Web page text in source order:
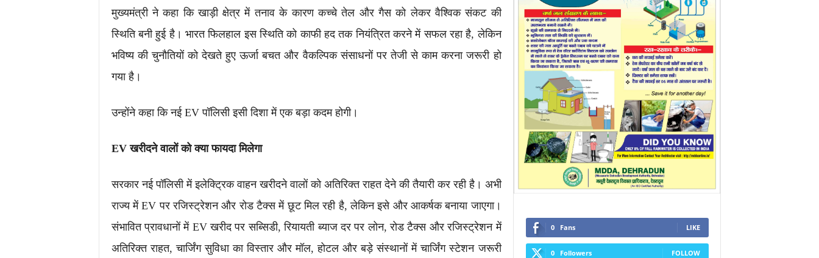
मुख्यमंत्री ने कहा कि खाड़ी क्षेत्र में तनाव के कारण कच्चे तेल और गैस को लेकर वैश्विक संकट की
स्थिति बनी हुई है। भारत फिलहाल इस स्थिति को काफी हद तक नियंत्रित करने में सफल रहा है, लेकिन
भविष्य की चुनौतियों को देखते हुए ऊर्जा बचत और वैकल्पिक संसाधनों पर तेजी से काम करना जरूरी हो
गया है।
उन्होंने कहा कि नई EV पॉलिसी इसी दिशा में एक बड़ा कदम होगी।
EV खरीदने वालों को क्या फायदा मिलेगा
सरकार नई पॉलिसी में इलेक्ट्रिक वाहन खरीदने वालों को अतिरिक्त राहत देने की तैयारी कर रही है। अभी
राज्य में EV पर रजिस्ट्रेशन और रोड टैक्स में छूट मिल रही है, लेकिन इसे और आकर्षक बनाया जाएगा।
संभावित प्रावधानों में EV खरीद पर सब्सिडी, रियायती ब्याज दर पर लोन, रोड टैक्स और रजिस्ट्रेशन में
अतिरिक्त राहत, चार्जिंग सुविधा का विस्तार और मॉल, होटल और बड़े संस्थानों में चार्जिंग स्टेशन जरूरी
0 Fans LIKE
0 Followers FOLLOW